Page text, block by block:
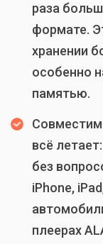
раза
формате.
хранении
особенно
памятью.
всё
без
iPhone,
плеерах